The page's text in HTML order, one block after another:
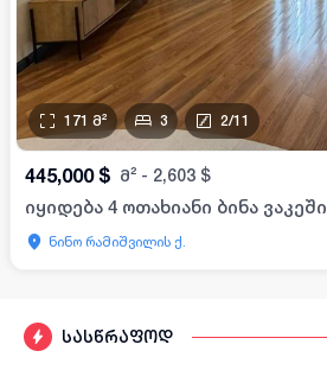
სასწრაფოდ
171 მ² 3 2/11
445,000 $ მ² - 2,603 $
იყიდება 4 ოთახიანი ბინა ვაკეში
ნინო რამიშვილის ქ.